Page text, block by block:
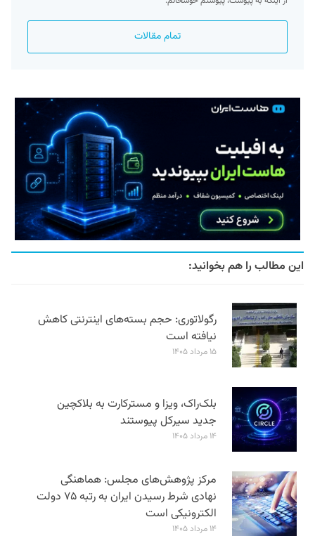
تمام مقالات
این مطالب را هم بخوانید:
رگولاتوری: حجم بسته‌های اینترنتی کاهش
نیافته است
۱۵ مرداد ۱۴۰۵
بلک‌راک، ویزا و مسترکارت به بلاکچین
جدید سیرکل پیوستند
۱۴ مرداد ۱۴۰۵
مرکز پژوهش‌های مجلس: هماهنگی
نهادی شرط رسیدن ایران به رتبه ۷۵ دولت
الکترونیکی است
۱۴ مرداد ۱۴۰۵